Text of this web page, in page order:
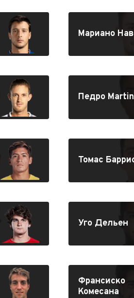
Мариано
Педро
Томас
Уго Дельен
Франсиско
Комесана